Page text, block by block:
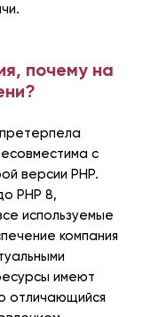
почему на
с
версии PHP.
PHP 8,
используемые
компания
имеют
отличающийся